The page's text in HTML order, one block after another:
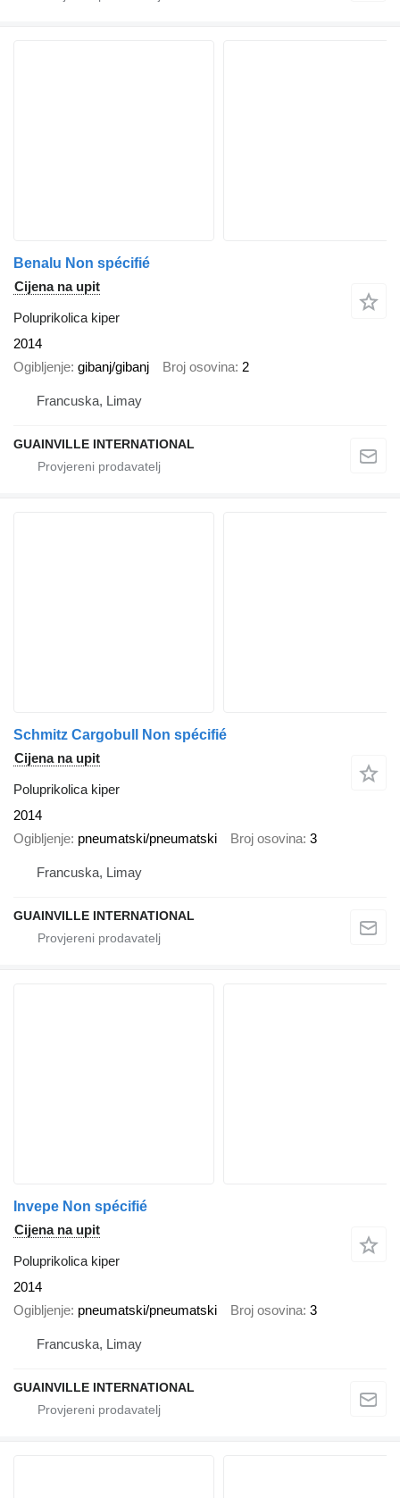
Benalu Non spécifié
Cijena na upit
Poluprikolica kiper
2014
Ogibljenje gibanj/gibanj Broj osovina 2
Francuska, Limay
GUAINVILLE INTERNATIONAL
Schmitz Cargobull Non spécifié
Cijena na upit
Poluprikolica kiper
2014
Ogibljenje pneumatski/pneumatski Broj osovina 3
Francuska, Limay
GUAINVILLE INTERNATIONAL
Invepe Non spécifié
Cijena na upit
Poluprikolica kiper
2014
Ogibljenje pneumatski/pneumatski Broj osovina 3
Francuska, Limay
GUAINVILLE INTERNATIONAL